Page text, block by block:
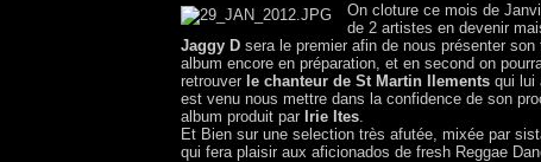
On cloture ce mois de
de 2 artistes en devenir
Jaggy D sera le premier afin de nous présenter son
album encore en préparation, et en second on
retrouver le chanteur de St Martin Ilements qui lui
est venu nous mettre dans la confidence de son
album produit par Irie Ites.
Et Bien sur une selection très afutée, mixée par
qui fera plaisir aux aficionados de fresh Reggae